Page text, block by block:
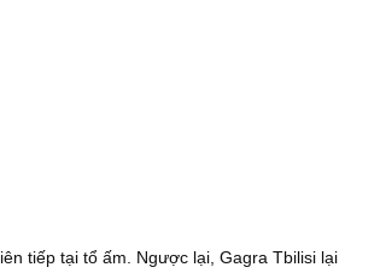
tiếp tại tổ ấm. Ngược lại, Gagra Tbilisi lại